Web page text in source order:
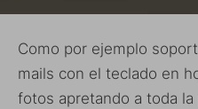
Como por ejemplo
mails con el teclado en
fotos apretando a toda